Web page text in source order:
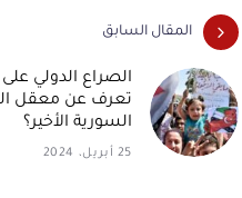
المقال السابق
الصراع الدولي
تعرف عن معقل
السورية الأخير؟
25 أبريل، 2024